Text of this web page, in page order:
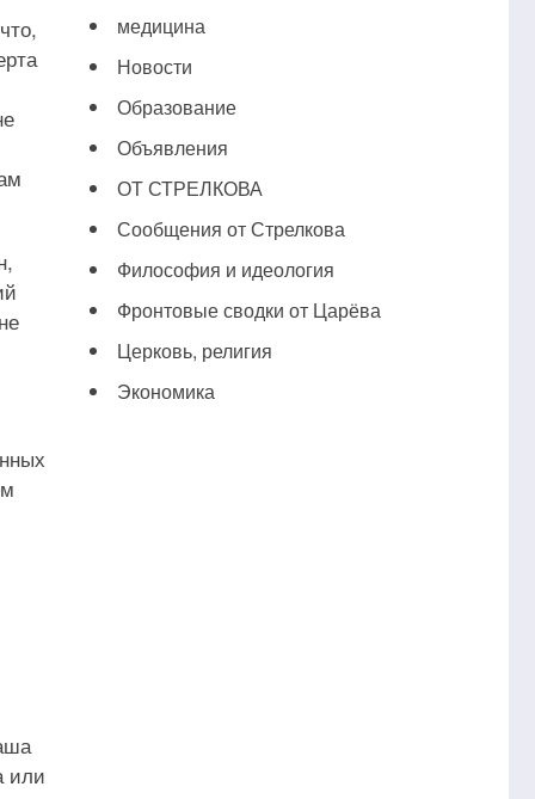
или
медицина
Новости
Образование
Объявления
ОТ СТРЕЛКОВА
Сообщения от Стрелкова
Философия и идеология
Фронтовые сводки от Царёва
Церковь, религия
Экономика